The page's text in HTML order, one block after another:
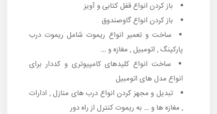
باز کردن انواع قفل کتابی و آویز
باز کردن انواع گاوصندوق
ساخت و تعمیر انواع ریموت شامل ریموت درب
پارکینگ , اتومبیل , مغازه و …
ساخت انواع کلیدهای کامپیوتری و کددار برای
انواع مدل های اتومبیل
تبدیل و مجهز کردن انواع درب های منازل , ادارات
, مغازه ها و … به ریموت کنترل از راه دور